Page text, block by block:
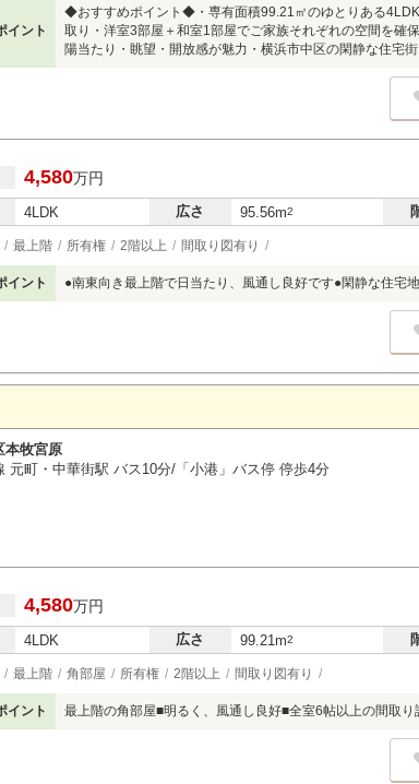
イント
◆おすすめポイント◆・専有面積99.21㎡のゆとりある
取り・洋室3部屋＋和室1部屋でご家族それぞれの空間を確
陽当たり・眺望・開放感が魅力・横浜市中区の閑静な住宅
4,580万円
4LDK 広さ 95.56m2
最上階 所有権 2階以上 間取り図有り
イント ●南東向き最上階で日当たり、風通し良好です●閑静な住宅
本牧宮原
元町・中華街駅 バス10分/「小港」バス停 停歩4分
4,580万円
4LDK 広さ 99.21m2
最上階 角部屋 所有権 2階以上 間取り図有り
イント 最上階の角部屋■明るく、風通し良好■全室6帖以上の間取